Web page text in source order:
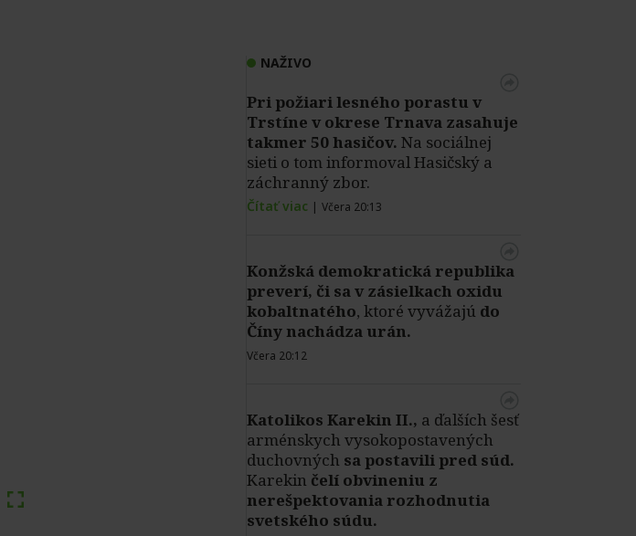
NAŽIVO
Pri požiari lesného porastu v
Trstíne v okrese Trnava zasahuje
takmer 50 hasičov. Na sociálnej
sieti o tom informoval Hasičský a
záchranný zbor.
Čítať viac | Včera 20:13
Konžská demokratická republika
preverí, či sa v zásielkach oxidu
kobaltnatého, ktoré vyvážajú do
Číny nachádza urán.
Včera 20:12
Katolikos Karekin II., a ďalších šesť
arménskych vysokopostavených
duchovných sa postavili pred súd.
Karekin čelí obvineniu z
nerešpektovania rozhodnutia
svetského súdu.